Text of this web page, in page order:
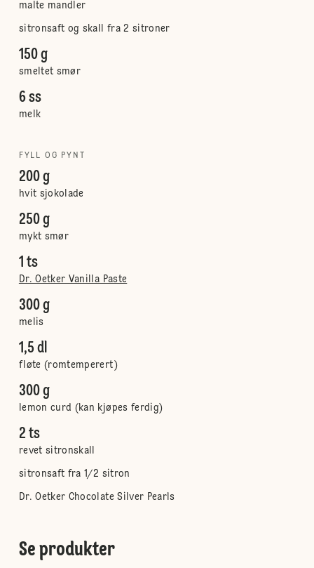
malte mandler
sitronsaft og skall fra 2 sitroner
150 g
smeltet smør
6 ss
melk
FYLL OG PYNT
200 g
hvit sjokolade
250 g
mykt smør
1 ts
Dr. Oetker Vanilla Paste
300 g
melis
1,5 dl
fløte (romtemperert)
300 g
lemon curd (kan kjøpes ferdig)
2 ts
revet sitronskall
sitronsaft fra 1/2 sitron
Dr. Oetker Chocolate Silver Pearls
Se produkter